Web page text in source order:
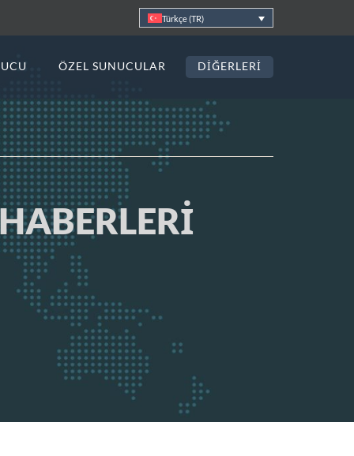
Türkçe (TR)
ÖZEL SUNUCULAR DIĞERLERI